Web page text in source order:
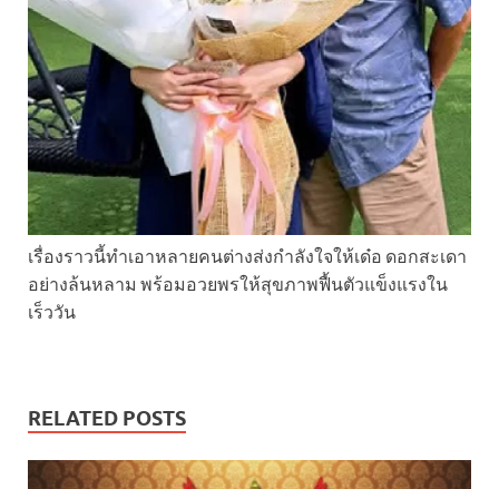
เรื่องราวนี้ทำเอาหลายคนต่างส่งกำลังใจให้เด๋อ ดอกสะเดา
อย่างล้นหลาม พร้อมอวยพรให้สุขภาพฟื้นตัวแข็งแรงใน
เร็ววัน
RELATED POSTS